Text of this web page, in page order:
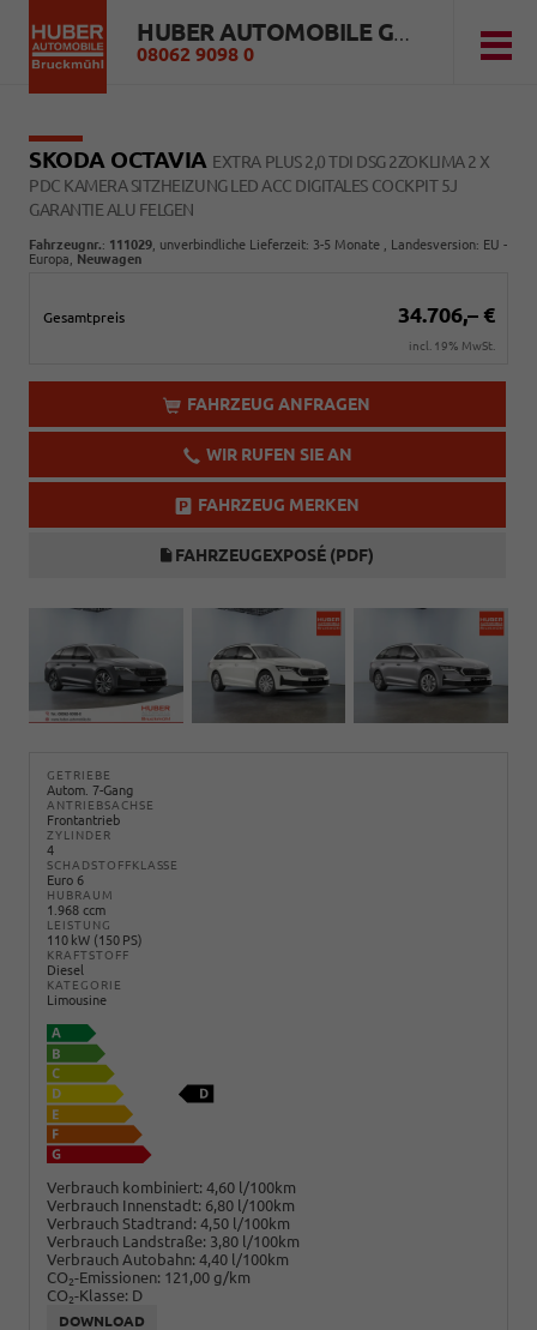
HUBER AUTOMOBILE GMBH
08062 9098 0
SKODA OCTAVIA EXTRA PLUS 2,0 TDI DSG 2ZOKLIMA 2 X
PDC KAMERA SITZHEIZUNG LED ACC DIGITALES COCKPIT 5J
GARANTIE ALU FELGEN
Fahrzeugnr.: 111029 , unverbindliche Lieferzeit: 3-5 Monate , Landesversion: EU -
Europa, Neuwagen
Gesamtpreis 34.706,– €
incl. 19% MwSt.
FAHRZEUG ANFRAGEN
WIR RUFEN SIE AN
FAHRZEUG MERKEN
FAHRZEUGEXPOSÉ (PDF)
GETRIEBE
Autom. 7-Gang
ANTRIEBSACHSE
Frontantrieb
ZYLINDER
4
SCHADSTOFFKLASSE
Euro 6
HUBRAUM
1.968 ccm
LEISTUNG
110 kW (150 PS)
KRAFTSTOFF
Diesel
KATEGORIE
Limousine
Verbrauch kombiniert: 4,60 l/100km
Verbrauch Innenstadt: 6,80 l/100km
Verbrauch Stadtrand: 4,50 l/100km
Verbrauch Landstraße: 3,80 l/100km
Verbrauch Autobahn: 4,40 l/100km
CO2-Emissionen: 121,00 g/km
CO2-Klasse: D
DOWNLOAD